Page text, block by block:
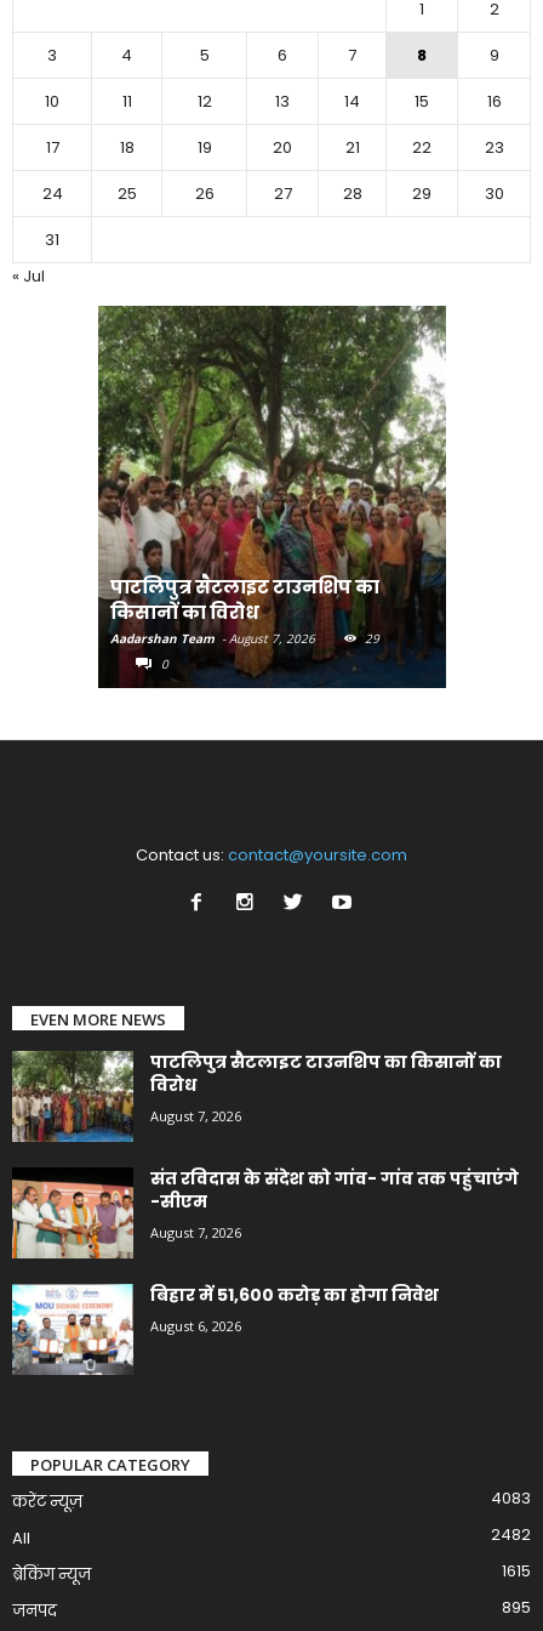
1
2
3
4 5 6 7 8
9
10
11 12 13 14 15
16
17
18 19 20 21 22
23
24
25 26 27 28 29
30
31
« Jul
पाटलिपुत्र सैटलाइट टाउनशिप का
किसानों का विरोध
Aadarshan Team - August 7, 2026
29
0
Contact us: contact@yoursite.com
EVEN MORE NEWS
पाटलिपुत्र सैटलाइट टाउनशिप का किसानों का
विरोध
August 7, 2026
संत रविदास के संदेश को गांव- गांव तक पहुंचाएंगे
-सीएम
August 7, 2026
बिहार में 51,600 करोड़ का होगा निवेश
August 6, 2026
POPULAR CATEGORY
करेंट न्यूज़
4083
All
2482
ब्रेकिंग न्यूज
1615
जनपद
895